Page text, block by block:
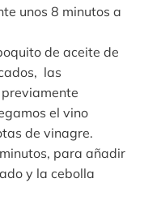
unos 8 minutos a
de aceite de
las
el vino
de vinagre.
para añadir
y la cebolla